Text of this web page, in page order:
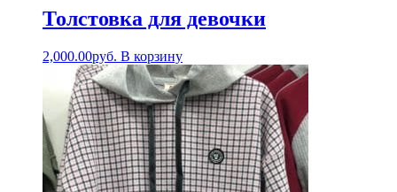
Толстовка для девочки
2,000.00руб. В корзину